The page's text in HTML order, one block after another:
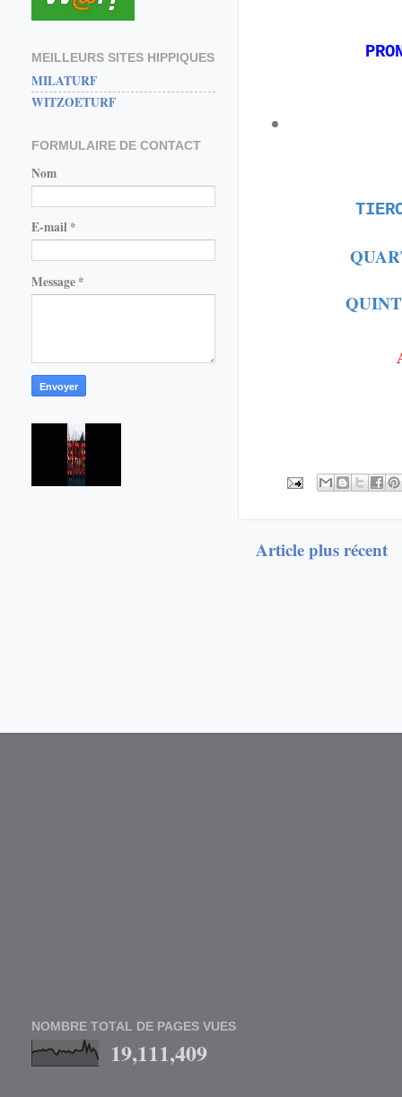
Article plus récent
MEILLEURS SITES HIPPIQUES
MILATURF
WITZOETURF
FORMULAIRE DE CONTACT
Nom
E-mail *
Message *
NOMBRE TOTAL DE PAGES VUES
19,111,409